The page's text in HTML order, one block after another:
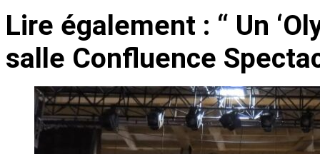
Lire également : “ Un
salle Confluence